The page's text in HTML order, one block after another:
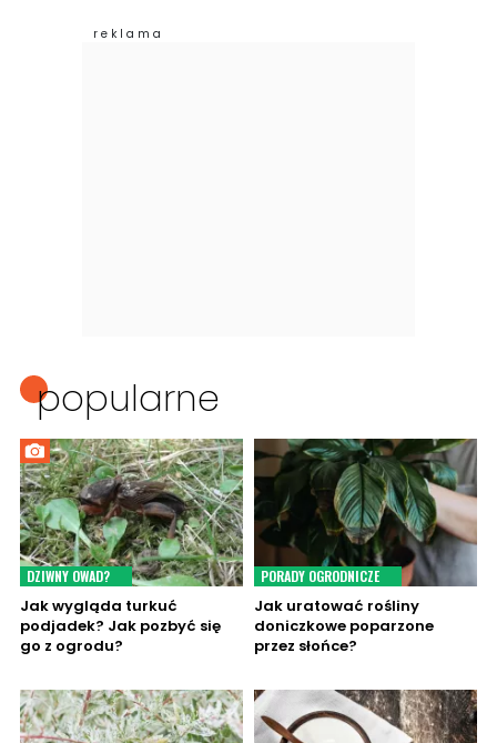
popularne
DZIWNY OWAD?
Jak wygląda turkuć
podjadek? Jak pozbyć się
go z ogrodu?
PORADY OGRODNICZE
Jak uratować rośliny
doniczkowe poparzone
przez słońce?